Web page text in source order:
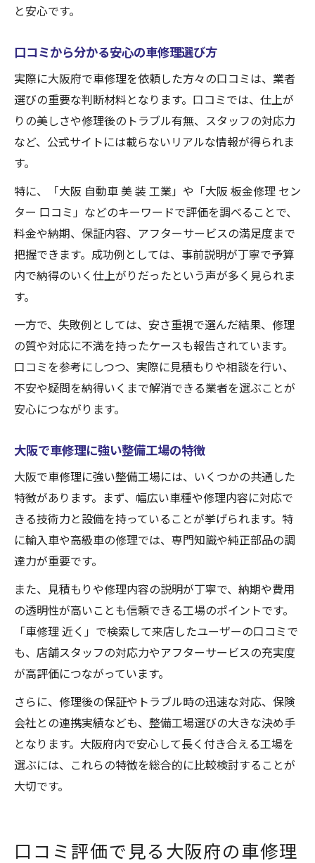
と安心です。
口コミから分かる安心の車修理選び方
実際に大阪府で車修理を依頼した方々の口コミは、業者
選びの重要な判断材料となります。口コミでは、仕上が
りの美しさや修理後のトラブル有無、スタッフの対応力
など、公式サイトには載らないリアルな情報が得られま
す。
特に、「大阪 自動車 美 装 工業」や「大阪 板金修理 セン
ター 口コミ」などのキーワードで評価を調べることで、
料金や納期、保証内容、アフターサービスの満足度まで
把握できます。成功例としては、事前説明が丁寧で予算
内で納得のいく仕上がりだったという声が多く見られま
す。
一方で、失敗例としては、安さ重視で選んだ結果、修理
の質や対応に不満を持ったケースも報告されています。
口コミを参考にしつつ、実際に見積もりや相談を行い、
不安や疑問を納得いくまで解消できる業者を選ぶことが
安心につながります。
大阪で車修理に強い整備工場の特徴
大阪で車修理に強い整備工場には、いくつかの共通した
特徴があります。まず、幅広い車種や修理内容に対応で
きる技術力と設備を持っていることが挙げられます。特
に輸入車や高級車の修理では、専門知識や純正部品の調
達力が重要です。
また、見積もりや修理内容の説明が丁寧で、納期や費用
の透明性が高いことも信頼できる工場のポイントです。
「車修理 近く」で検索して来店したユーザーの口コミで
も、店舗スタッフの対応力やアフターサービスの充実度
が高評価につながっています。
さらに、修理後の保証やトラブル時の迅速な対応、保険
会社との連携実績なども、整備工場選びの大きな決め手
となります。大阪府内で安心して長く付き合える工場を
選ぶには、これらの特徴を総合的に比較検討することが
大切です。
口コミ評価で見る大阪府の車修理